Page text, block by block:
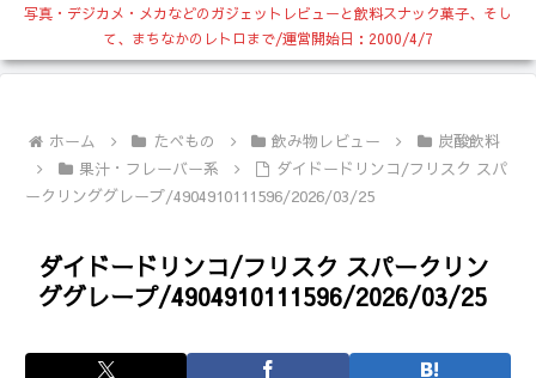
写真・デジカメ・メカなどのガジェットレビューと飲料スナック菓子、そし
て、まちなかのレトロまで/運営開始日：2000/4/7
ホーム たべもの 飲み物レビュー
炭酸飲料
果汁・フレーバー系
ダイドードリンコ/フリスク スパ
ークリンググレープ/4904910111596/2026/03/25
ダイドードリンコ/フリスク スパークリン
ググレープ/4904910111596/2026/03/25